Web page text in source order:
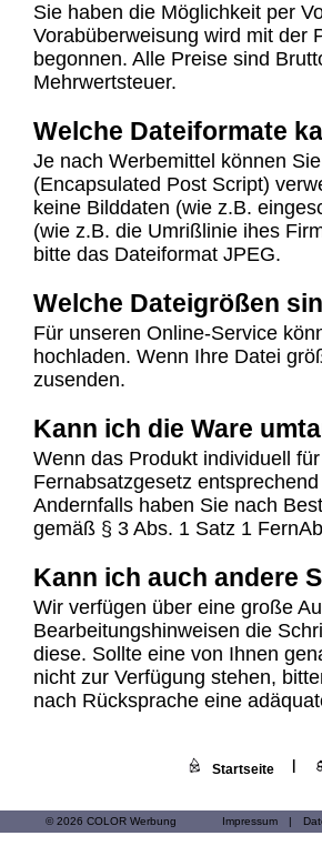
Sie haben die Möglichkeit per
Vorabüberweisung wird mit der
begonnen. Alle Preise sind
Mehrwertsteuer.
Welche Dateiformate
Je nach Werbemittel können
(Encapsulated Post Script)
keine Bilddaten (wie z.B.
(wie z.B. die Umrißlinie ihes
bitte das Dateiformat JPEG.
Welche Dateigrößen
Für unseren Online-Service
hochladen. Wenn Ihre Datei
zusenden.
Kann ich die Ware
Wenn das Produkt individuell
Fernabsatzgesetz
Andernfalls haben Sie nach
gemäß § 3 Abs. 1 Satz 1
Kann ich auch andere
Wir verfügen über eine große
Bearbeitungshinweisen die
diese. Sollte eine von Ihnen
nicht zur Verfügung stehen,
nach Rücksprache eine
Startseite
© 2026 COLOR Werbung Impressum |